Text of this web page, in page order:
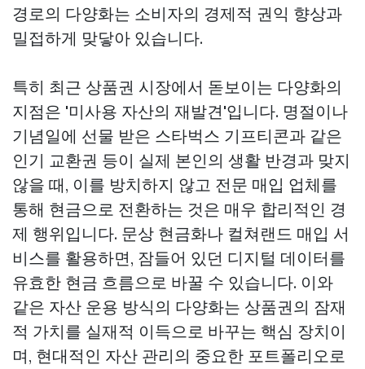
경로의 다양화는 소비자의 경제적 권익 향상과
밀접하게 맞닿아 있습니다.
특히 최근 상품권 시장에서 돋보이는 다양화의
지점은 '미사용 자산의 재발견'입니다. 명절이나
기념일에 선물 받은 스타벅스 기프티콘과 같은
인기 교환권 등이 실제 본인의 생활 반경과 맞지
않을 때, 이를 방치하지 않고 전문 매입 업체를
통해 현금으로 전환하는 것은 매우 합리적인 경
제 행위입니다. 문상 현금화나 컬쳐랜드 매입 서
비스를 활용하면, 잠들어 있던 디지털 데이터를
유효한 현금 흐름으로 바꿀 수 있습니다. 이와
같은 자산 운용 방식의 다양화는 상품권의 잠재
적 가치를 실재적 이득으로 바꾸는 핵심 장치이
며, 현대적인 자산 관리의 중요한 포트폴리오로